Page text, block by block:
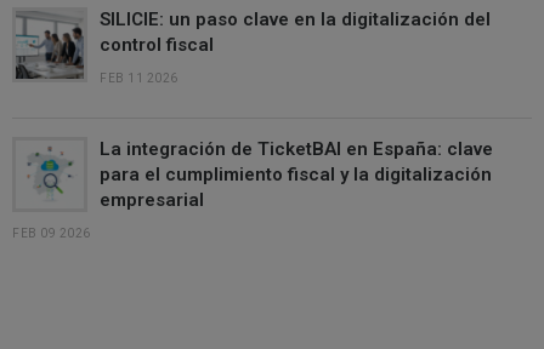
SILICIE: un paso clave en la digitalización del
control fiscal
FEB 11 2026
La integración de TicketBAI en España: clave
para el cumplimiento fiscal y la digitalización
empresarial
FEB 09 2026